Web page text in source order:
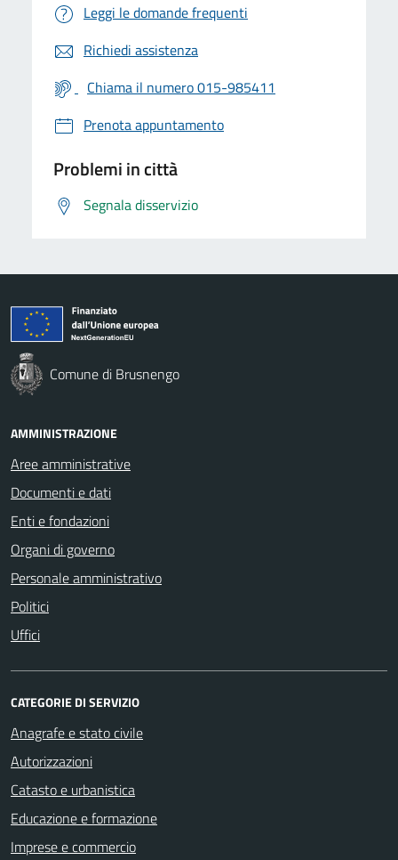
Leggi le domande frequenti
Richiedi assistenza
Chiama il numero 015-985411
Prenota appuntamento
Problemi in città
Segnala disservizio
Comune di Brusnengo
AMMINISTRAZIONE
Aree amministrative
Documenti e dati
Enti e fondazioni
Organi di governo
Personale amministrativo
Politici
Uffici
CATEGORIE DI SERVIZIO
Anagrafe e stato civile
Autorizzazioni
Catasto e urbanistica
Educazione e formazione
Imprese e commercio